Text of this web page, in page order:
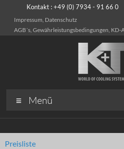
Kontakt : +49 (0) 7934 - 91 66
Impressum, Datenschutz
AGB´s, Gewährleistungsbedingungen,
Menü
Preisliste